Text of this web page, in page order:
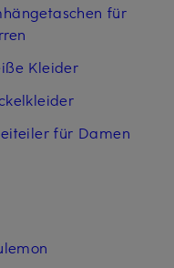
für
Kleider
für Damen